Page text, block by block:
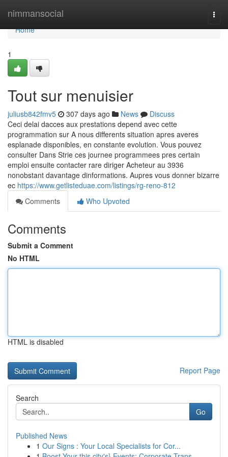
nimmansocial
Home
Home
1
Tout sur menuisier
juliusb842fmv5 307 days ago News
Discuss
Ceci delai dacces aux prestations depend avec cette
programmation sur A nous differents situation apres averes
esplanade disponibles, en constante evolution. Vous pouvez
consulter Dans Strie ces journee programmees pres certain
emploi ensuite contacter rare diriger Acheteur au 3936
nonobstant davantage dinformations. Aupres vous donner bizarre
ec https://www.getlisteduae.com/listings/rg-reno-812
Comments
Who Upvoted
Comments
Submit a Comment
No HTML
HTML is disabled
Report Page
Search
Go
Published News
1 Our Signs : Your Local Specialists for Cor...